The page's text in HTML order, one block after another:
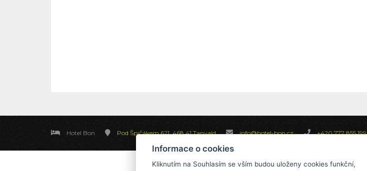
Hotel Bon Pod Špičákem 621, 468 41 Tanvald info@hotel-bon.cz +420 777 855 199
Informace o cookies
Kliknutím na Souhlasím se vším budou uloženy cookies funkční,